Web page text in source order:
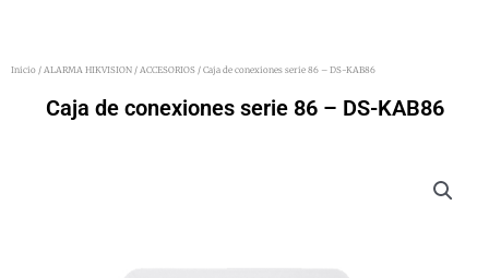
Inicio / ALARMA HIKVISION / ACCESORIOS / Caja de conexiones serie 86 – DS-KAB86
Caja de conexiones serie 86 – DS-KAB86